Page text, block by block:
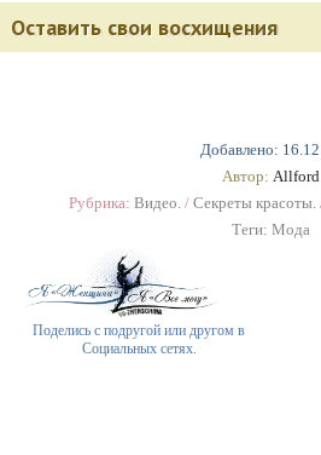
Добавлено:
Автор: Allford
Рубрика: Видео. / Секреты красоты.
Теги: Мода
Поделись с подругой или другом в
Социальных сетях.
Оставить свои восхищения